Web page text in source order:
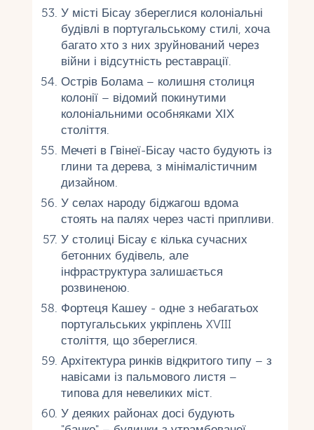
У місті Бісау збереглися колоніальні
будівлі в португальському стилі, хоча
багато хто з них зруйнований через
війни і відсутність реставрації.
Острів Болама – колишня столиця
колонії – відомий покинутими
колоніальними особняками ХІХ
століття.
Мечеті в Гвінеї-Бісау часто будують із
глини та дерева, з мінімалістичним
дизайном.
У селах народу біджагош вдома
стоять на палях через часті припливи.
У столиці Бісау є кілька сучасних
бетонних будівель, але
інфраструктура залишається
розвиненою.
Фортеця Кашеу - одне з небагатьох
португальських укріплень XVIII
століття, що збереглися.
Архітектура ринків відкритого типу – з
навісами із пальмового листя –
типова для невеликих міст.
У деяких районах досі будують